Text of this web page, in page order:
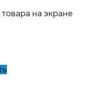
на экране